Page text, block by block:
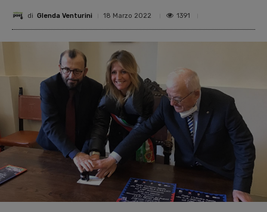
di Glenda Venturini 18 Marzo 2022 1391